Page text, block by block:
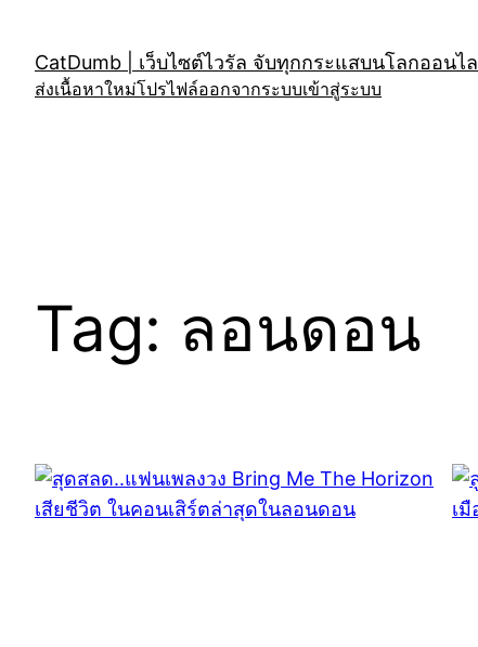
content
CatDumb | เว็บไซต์ไวรัล จับทุกกระแสบนโลกออน
ส่งเนื้อหาใหม่โปรไฟล์ออกจากระบบเข้าสู่ระบบ
Tag: ลอนดอน